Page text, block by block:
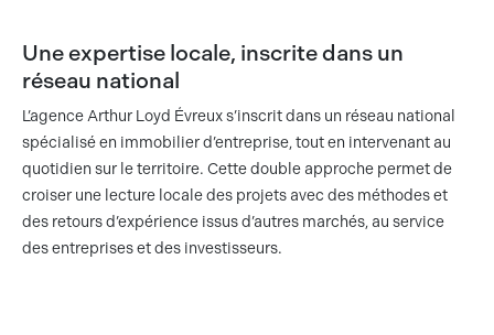
Une expertise locale, inscrite dans un
réseau national
L’agence Arthur Loyd Évreux s’inscrit dans un réseau national
spécialisé en immobilier d’entreprise, tout en intervenant au
quotidien sur le territoire. Cette double approche permet de
croiser une lecture locale des projets avec des méthodes et
des retours d’expérience issus d’autres marchés, au service
des entreprises et des investisseurs.